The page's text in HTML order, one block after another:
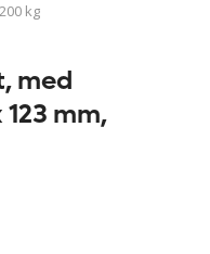
kg
med
mm,